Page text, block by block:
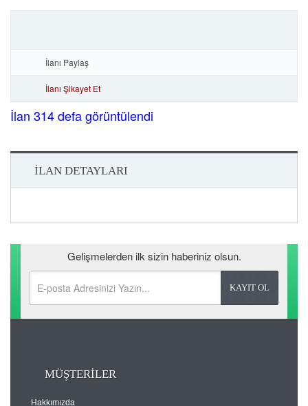
İlanı Paylaş
İlanı Şikayet Et
İlan 314 defa görüntülendi
İLAN DETAYLARI
Gelişmelerden ilk sizin haberiniz olsun.
MÜŞTERİLER
Hakkımızda